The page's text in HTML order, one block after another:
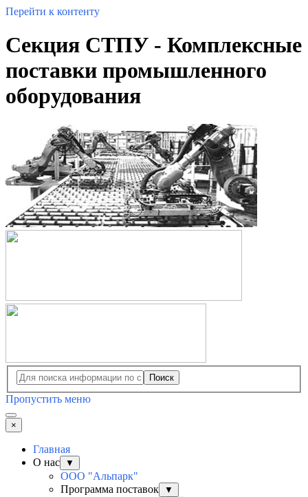
Перейти к контенту
Секция СТПУ - Комплексные
поставки промышленного
оборудования
Поиск
Пропустить меню
×
Главная
О нас
▼
ООО "Альпарк"
Программа поставок
▼